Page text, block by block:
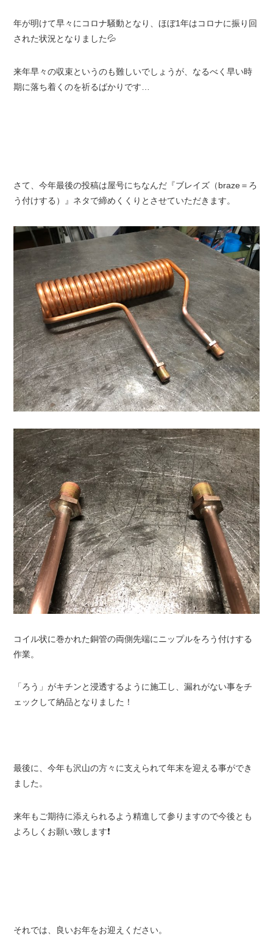
年が明けて早々にコロナ騒動となり、ほぼ1年はコロナに振り回
された状況となりました💦
来年早々の収束というのも難しいでしょうが、なるべく早い時
期に落ち着くのを祈るばかりです…
さて、今年最後の投稿は屋号にちなんだ『ブレイズ（braze＝ろ
う付けする）』ネタで締めくくりとさせていただきます。
コイル状に巻かれた銅管の両側先端にニップルをろう付けする
作業。
「ろう」がキチンと浸透するように施工し、漏れがない事をチ
ェックして納品となりました！
最後に、今年も沢山の方々に支えられて年末を迎える事ができ
ました。
来年もご期待に添えられるよう精進して参りますので今後とも
よろしくお願い致します❗
それでは、良いお年をお迎えください。